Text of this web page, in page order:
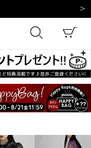
料
届けについて